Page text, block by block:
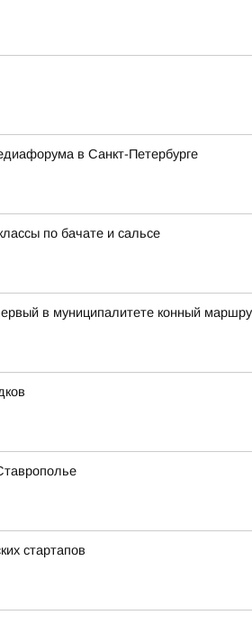
в Санкт-Петербурге
по бачате и сальсе
в муниципалитете конный
стартапов